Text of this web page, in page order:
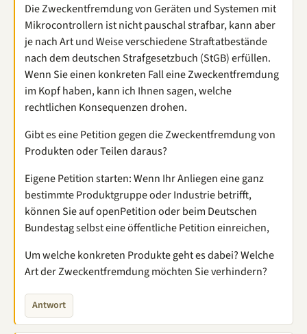
Die Zweckentfremdung von Geräten und Systemen mit
Mikrocontrollern ist nicht pauschal strafbar, kann aber
je nach Art und Weise verschiedene Straftatbestände
nach dem deutschen Strafgesetzbuch (StGB) erfüllen.
Wenn Sie einen konkreten Fall eine Zweckentfremdung
im Kopf haben, kann ich Ihnen sagen, welche
rechtlichen Konsequenzen drohen.
Gibt es eine Petition gegen die Zweckentfremdung von
Produkten oder Teilen daraus?
Eigene Petition starten: Wenn Ihr Anliegen eine ganz
bestimmte Produktgruppe oder Industrie betrifft,
können Sie auf openPetition oder beim Deutschen
Bundestag selbst eine öffentliche Petition einreichen,
Um welche konkreten Produkte geht es dabei? Welche
Art der Zweckentfremdung möchten Sie verhindern?
Antwort